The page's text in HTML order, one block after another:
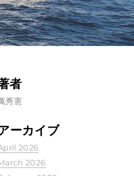
者
秀憲
ーカイブ
2026
2026